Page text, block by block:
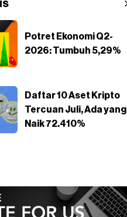
Potret Ekonomi Q2-
2026: Tumbuh 5,29%
Daftar 10 Aset Kripto
Tercuan Juli, Ada yang
Naik 72.410%